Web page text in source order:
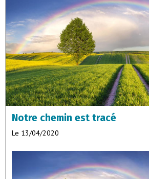
Notre chemin est tracé
Le 13/04/2020